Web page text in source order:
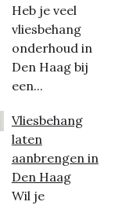
Heb je veel
vliesbehang
onderhoud in
Den Haag bij
een...
Vliesbehang
laten
aanbrengen in
Den Haag
Wil je